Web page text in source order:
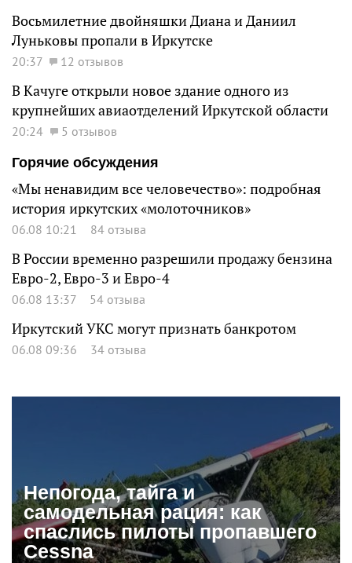
Восьмилетние двойняшки Диана и Даниил
Луньковы пропали в Иркутске
20:37 12 отзывов
В Качуге открыли новое здание одного из
крупнейших авиаотделений Иркутской области
20:24
5 отзывов
Горячие обсуждения
«Мы ненавидим все человечество»: подробная
история иркутских «молоточников»
06.08 10:21 84 отзыва
В России временно разрешили продажу бензина
Евро-2, Евро-3 и Евро-4
06.08 13:37 54 отзыва
Иркутский УКС могут признать банкротом
06.08 09:36 34 отзыва
Непогода, тайга и
самодельная рация: как
спаслись пилоты пропавшего
Cessna